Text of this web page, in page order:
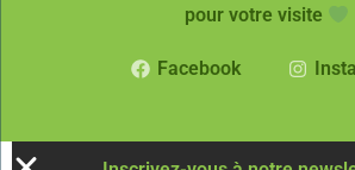
pour votre visite
Facebook